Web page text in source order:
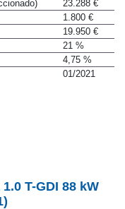
23.288 €
1.800 €
19.950 €
21 %
4,75 %
01/2021
T-GDI 88 kW